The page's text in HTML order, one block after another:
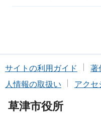
サイトの利用ガイド 著
人情報の取扱い
アクセ
草津市役所